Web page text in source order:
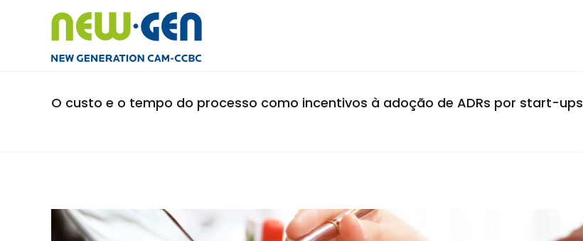
O custo e o tempo do processo como incentivos à adoção de ADRs por start-ups